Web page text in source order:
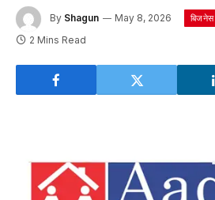
By Shagun May 8, 2026 बिजनेस
2 Mins Read